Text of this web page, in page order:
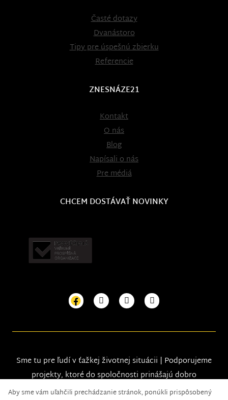
Časté dotazy
Dvanástoro
Tipy pre úspešnú zbierku
Referencie
ZNESNÁZE21
Kontakt
O nás
Blog
Napísali o nás
Pre médiá
CHCEM DOSTÁVAŤ NOVINKY
Sme tu pre ľudí v ťažkej životnej situácii | Podporujeme
projekty, ktoré do spoločnosti prinášajú dobro
Aby sme vám uľahčili prechádzanie stránok, ponúkli prispôsobený